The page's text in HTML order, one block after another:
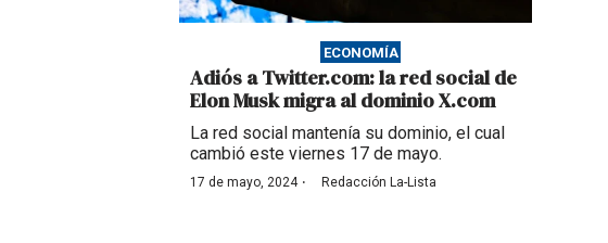
ECONOMÍA
Adiós a Twitter.com: la red social de
Elon Musk migra al dominio X.com
La red social mantenía su dominio, el cual
cambió este viernes 17 de mayo.
17 de mayo, 2024· Redacción La-Lista